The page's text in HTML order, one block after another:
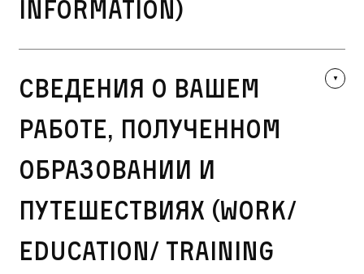
Information)
Сведения о вашем
работе, полученном
образовании и
путешествиях (Work/
Education/ Training